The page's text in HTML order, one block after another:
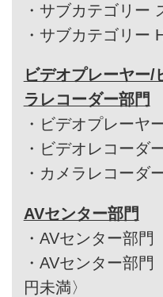
・ サブカテゴリー
・ サブカテゴリー
ビデオプレーヤー/
ラレコーダー部門
・ ビデオプレーヤ
・ ビデオレコーダ
・ カメラレコーダ
AVセンター部門
・ AVセンター部門
・ AVセンター部門
円未満〉